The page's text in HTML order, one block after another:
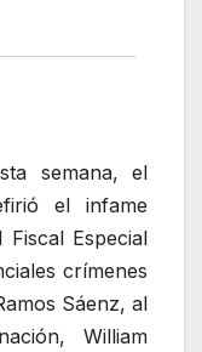
semana, el
el infame
Fiscal Especial
crímenes
Sáenz, al
William